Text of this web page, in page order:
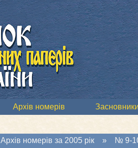
Архів номерів
Архів номерів за 2005 рік » № 9-